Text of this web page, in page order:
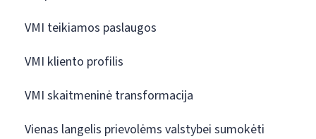
VMI teikiamos paslaugos
VMI kliento profilis
VMI skaitmeninė transformacija
Vienas langelis prievolėms valstybei sumokėti